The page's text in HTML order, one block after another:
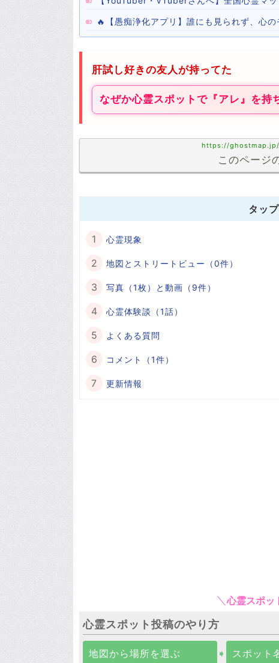
🔥【愚痴浄化アプリ】誰にも見られず、心
肝試し好きの友人が持ってた
なぜか心霊スポットで『アレ』を持
https://
このページ
タッ
心霊現象
地図とストリートビュー（0件）
写真（1枚）と動画（9件）
心霊体験談（1話）
よくある質問
コメント（1件）
更新情報
心霊スポッ
心霊スポット投稿のやり方
地図から場所を選ぶ ➧ スポット